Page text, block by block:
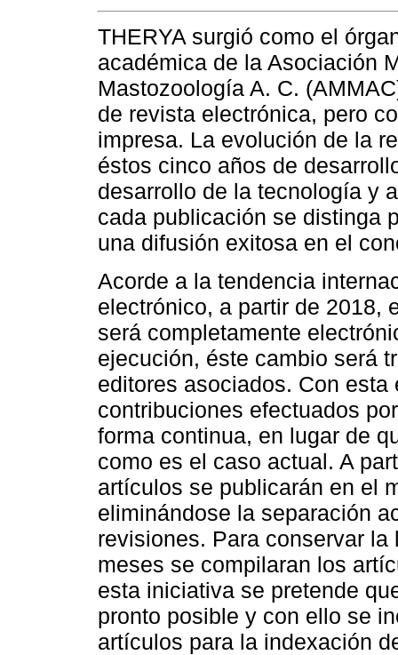
THERYA surgió como el
académica de la Asociación
Mastozoología A. C.
de revista electrónica, pero
impresa. La evolución de la
éstos cinco años de
desarrollo de la tecnología y
cada publicación se distinga
una difusión exitosa en el
Acorde a la tendencia
electrónico, a partir de 2018,
será completamente
ejecución, éste cambio será
editores asociados. Con
contribuciones efectuados
forma continua, en lugar de
como es el caso actual. A
artículos se publicarán en el
eliminándose la separación
revisiones. Para conservar
meses se compilaran los
esta iniciativa se pretende
pronto posible y con ello se
artículos para la indexación